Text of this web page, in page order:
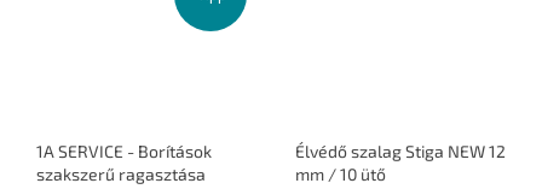
1A SERVICE - Borítások
szakszerű ragasztása
Élvédő szalag Stiga NEW 12
mm / 10 ütő